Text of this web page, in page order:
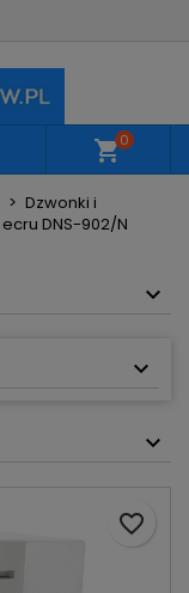
shopping_cart0
Dzwonki i
DNS-902/N
favorite_border
listę życzeń
na
Zaloguj się